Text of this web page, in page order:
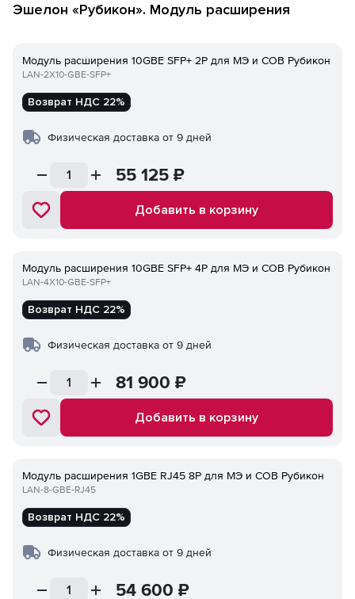
Эшелон «Рубикон». Модуль расширения
Модуль расширения 10GBE SFP+ 2P для МЭ и СОВ Рубикон
LAN-2Х10-GBE-SFP+
Возврат НДС 22%
Физическая доставка от 9 дней
55 125 ₽
Добавить в корзину
Модуль расширения 10GBE SFP+ 4P для МЭ и СОВ Рубикон
LAN-4Х10-GBE-SFP+
Возврат НДС 22%
Физическая доставка от 9 дней
81 900 ₽
Добавить в корзину
Модуль расширения 1GBE RJ45 8P для МЭ и СОВ Рубикон
LAN-8-GBE-RJ45
Возврат НДС 22%
Физическая доставка от 9 дней
54 600 ₽